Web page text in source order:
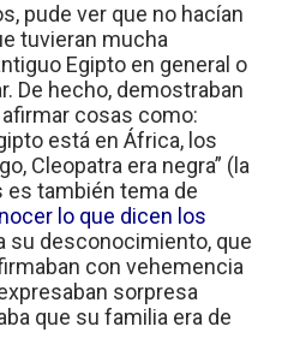
pude ver que no hacían
tuvieran mucha
Egipto en general o
De hecho, demostraban
cosas como:
está en África, los
Cleopatra era negra” (la
también tema de
lo que dicen los
su desconocimiento, que
con vehemencia
sorpresa
que su familia era de